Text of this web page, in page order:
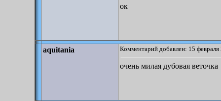
ок
aquitania Комментарий добавлен: 15
очень милая дубовая веточка